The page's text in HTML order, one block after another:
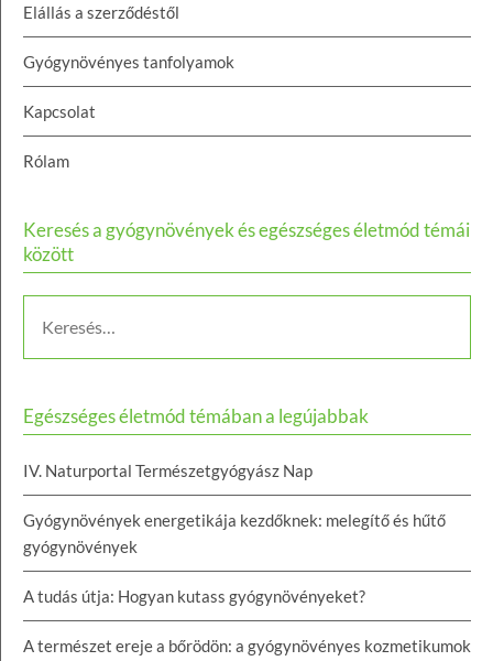
Elállás a szerződéstől
Gyógynövényes tanfolyamok
Kapcsolat
Rólam
Keresés a gyógynövények és egészséges életmód témái
között
Egészséges életmód témában a legújabbak
IV. Naturportal Természetgyógyász Nap
Gyógynövények energetikája kezdőknek: melegítő és hűtő
gyógynövények
A tudás útja: Hogyan kutass gyógynövényeket?
A természet ereje a bőrödön: a gyógynövényes kozmetikumok